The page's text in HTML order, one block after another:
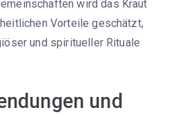
wird das Kraut
Vorteile geschätzt,
und spiritueller Rituale
und